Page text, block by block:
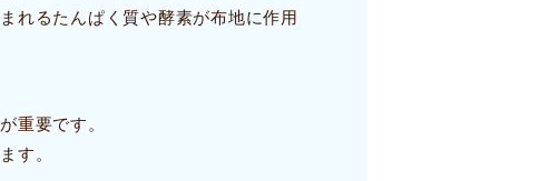
れるたんぱく質や酵素が布地に作用
重要です。
す。